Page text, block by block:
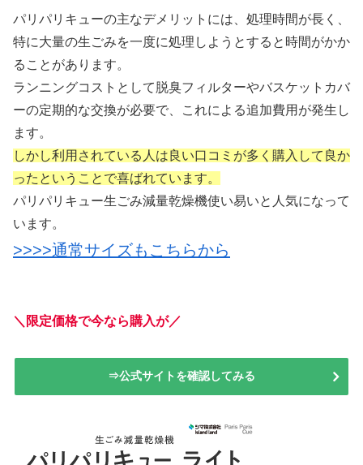
パリパリキューの主なデメリットには、処理時間が長く、
特に大量の生ごみを一度に処理しようとすると時間がかか
ることがあります。
ランニングコストとして脱臭フィルターやバスケットカバ
ーの定期的な交換が必要で、これによる追加費用が発生し
ます。
しかし利用されている人は良い口コミが多く購入して良か
ったということで喜ばれています。
パリパリキュー生ごみ減量乾燥機使い易いと人気になって
います。
>>>>通常サイズもこちらから
＼限定価格で今なら購入が／
⇒公式サイトを確認してみる